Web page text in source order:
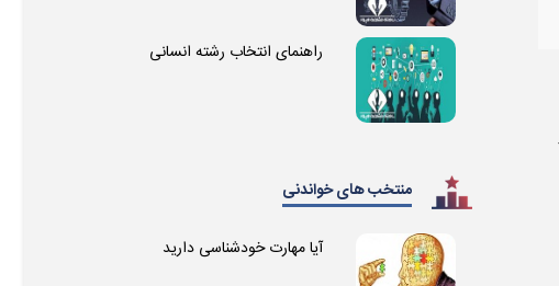
راهنمای انتخاب رشته انسانی
منتخب های خواندنی
آیا مهارت خودشناسی دارید